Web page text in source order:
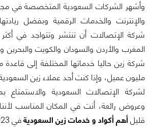
وأشهر الشركات السعودية المتخصصة في
والإنترنت والخدمات الرقمية وبفضل
شركة الإتصالات أن تنتشر وتتواجد في
المغرب والأردن والسودان والكويت والبحرين
مليون عميل، وإذا كنت أحد عملاء زين
لشركة الإتصالات السعودية
وعروض رائعة، أنت في المكان المناسب
قليلأهم أكواد و خدمات زين السعوديةفي 2023.